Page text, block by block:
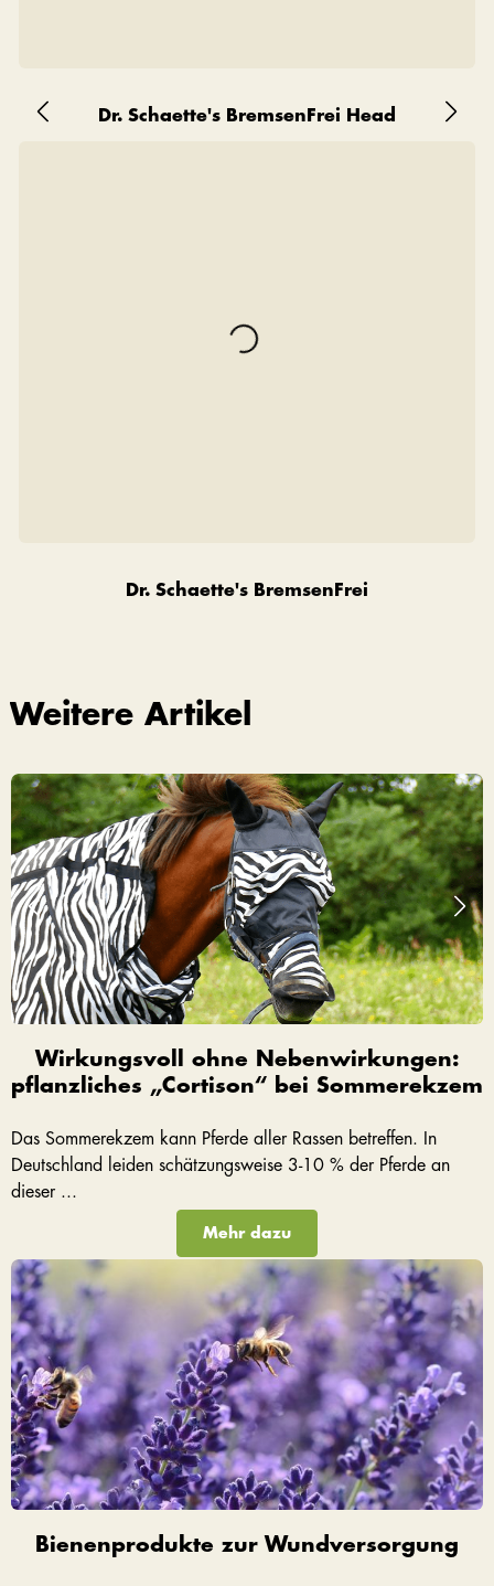
Dr. Schaette's BremsenFrei Head
Dr. Schaette's BremsenFrei
Weitere Artikel
Wirkungsvoll ohne Nebenwirkungen:
pflanzliches „Cortison“ bei Sommerekzem
Das Sommerekzem kann Pferde aller Rassen betreffen. In
Deutschland leiden schätzungsweise 3-10 % der Pferde an
dieser ...
Mehr dazu
Bienenprodukte zur Wundversorgung